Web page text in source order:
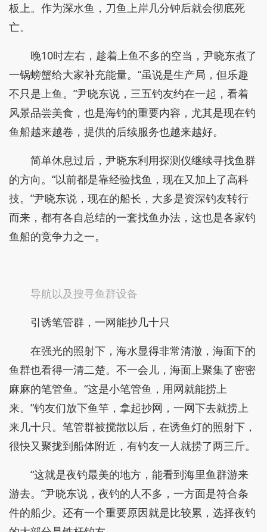
板上。作为深水鱼，刀鱼上岸几分钟后就会彻底死
亡。
晚10时左右，趁着上鱼不多的空当，尹晓东煮了
一锅螃蟹给大家补充能量。“虽说是生产局，但乐趣
不只是上鱼。”尹晓东说，三五钓友约在一起，看着
风景品尝美食，也是海钓的重要内容，尤其是现在钓
鱼船越来越卷，提供的后续服务也越来越好。
简单休息过后，尹晓东利用探测仪继续寻找鱼群
的方向。“以前都是靠经验找鱼，现在又加上了高科
技。”尹晓东说，现在的船长，大多是资深钓友转行
而来，都有各自总结的一套找鱼办法，这也是各家钓
鱼船的竞争力之一。
导航以及搜寻鱼群设备
引诱笔管群，一网能抄几十只
在强光的照射下，海水显得非常清澈，海面下的
鱼群也看得一清二楚。不一会儿，海面上聚集了密密
麻麻的笔管鱼。“这是小笔管鱼，用网就能捞上
来。”钓友们放下鱼竿，拿起抄网，一网下去就捞上
来几十只。笔管群被搅散以后，在诱鱼灯的照射下，
很快又聚拢到船体附近，有钓友一人就捞了两三斤。
“这就是夜钓最美的地方，能看到海里鱼群游来
游去。”尹晓东说，夜钓的人不多，一方面是符合条
件的船少。还有一个重要原因就是比较累，选择夜钓